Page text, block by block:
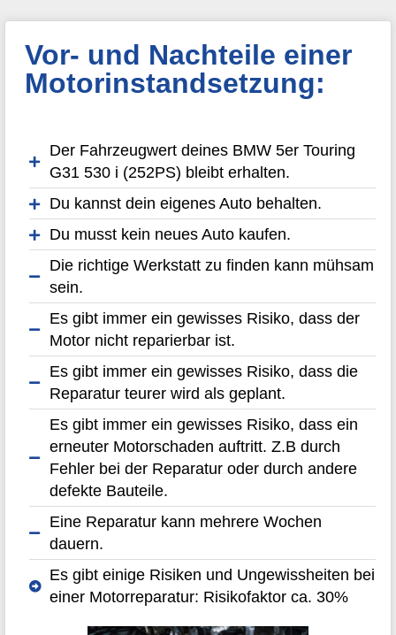
Vor- und Nachteile einer
Motorinstandsetzung:
Der Fahrzeugwert deines BMW 5er Touring
G31 530 i (252PS) bleibt erhalten.
Du kannst dein eigenes Auto behalten.
Du musst kein neues Auto kaufen.
Die richtige Werkstatt zu finden kann mühsam
sein.
Es gibt immer ein gewisses Risiko, dass der
Motor nicht reparierbar ist.
Es gibt immer ein gewisses Risiko, dass die
Reparatur teurer wird als geplant.
Es gibt immer ein gewisses Risiko, dass ein
erneuter Motorschaden auftritt. Z.B durch
Fehler bei der Reparatur oder durch andere
defekte Bauteile.
Eine Reparatur kann mehrere Wochen
dauern.
Es gibt einige Risiken und Ungewissheiten bei
einer Motorreparatur: Risikofaktor ca. 30%